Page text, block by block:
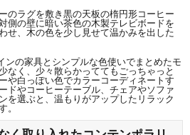
のラグを敷き黒の天板の楕円形コーヒー
側の壁に暗い茶色の木製テレビボードを
せ、木の色を少し見せて温かみを出した
の家具とシンプルな色使いでまとめたモ
なく、少々散らかっててもごっちゃっと
や白っぽい色でカラーコーディネートす
ドやコーヒーテーブル、チェアやソファ
を選ぶと、温もりがアップしたリラック
。